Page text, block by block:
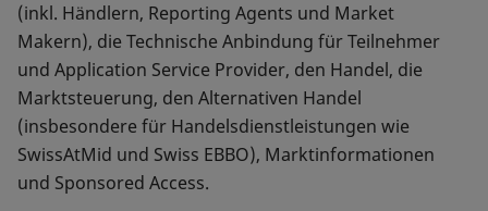
(inkl. Händlern, Reporting Agents und Market
Makern), die Technische Anbindung für Teilnehmer
und Application Service Provider, den Handel, die
Marktsteuerung, den Alternativen Handel
(insbesondere für Handelsdienstleistungen wie
SwissAtMid und Swiss EBBO), Marktinformationen
und Sponsored Access.